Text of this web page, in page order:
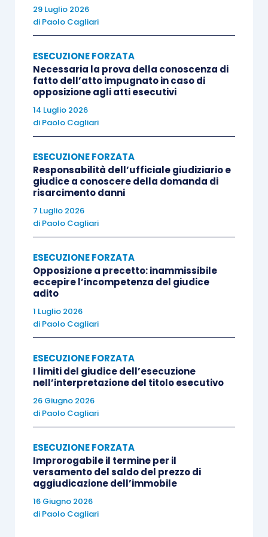
Tribunale di Trieste sollevava questione di
legittimità costituzionale del medesimo art. 57 e,
a), del d.l. 30 settembre 2005, n. 203, convertito,
con modificazioni, in l. 2 dicembre 2005, n. 248,
dubitandosi della legittimità costituzionale
dell’art. 57 del d.P.R. n. 602 del 1973 in riferimento
agli artt. 3, 24, 111 e 113 Cost., nella parte in cui –
regolate dall’art. 615 c.p.c., fatta eccezione per
quelle concernenti la pignorabilità dei beni, sia
delle opposizioni regolate dall’art. 617 c.p.c.
relative alla regolarità formale ed alla
notificazione del titolo esecutivo – costringe «il
contribuente a subire in ogni caso l’esecuzione,
ancorché ingiusta; con la sola possibilità di
presentareex postuna richiesta di rimborso di
amministrazione, o suo concessionario per la
riscossione, ovvero di agire per il risarcimento
del danno».
SOLUZIONE
[1] La Corte costituzionale, riunite in un unico
giudizio le questioni di costituzionalità proposte
con le separate ordinanze, dichiara inammissibili
le questioni poste con le due ordinanze di
rimessione del Tribunale di Sulmona, per carenza
di motivazione in ordine alla loro rilevanza.
29 Luglio 2026
di Paolo Cagliari
ESECUZIONE FORZATA
Necessaria la prova della conoscenza di
fatto dell’atto impugnato in caso di
opposizione agli atti esecutivi
14 Luglio 2026
di Paolo Cagliari
ESECUZIONE FORZATA
Responsabilità dell’ufficiale giudiziario e
giudice a conoscere della domanda di
risarcimento danni
7 Luglio 2026
di Paolo Cagliari
ESECUZIONE FORZATA
Opposizione a precetto: inammissibile
eccepire l’incompetenza del giudice
adito
1 Luglio 2026
di Paolo Cagliari
ESECUZIONE FORZATA
I limiti del giudice dell’esecuzione
nell’interpretazione del titolo esecutivo
26 Giugno 2026
di Paolo Cagliari
ESECUZIONE FORZATA
Improrogabile il termine per il
versamento del saldo del prezzo di
aggiudicazione dell’immobile
16 Giugno 2026
di Paolo Cagliari